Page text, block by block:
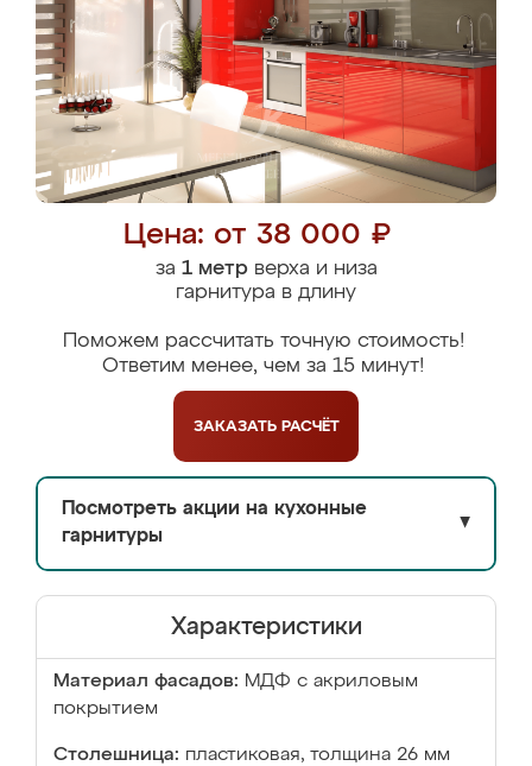
Цена: от 38 000 ₽
за 1 метрверха и низа
гарнитура в длину
Поможем рассчитать точную стоимость!
Ответим менее, чем за 15 минут!
ЗАКАЗАТЬ РАСЧЁТ
Посмотреть акции на кухонные
гарнитуры
▼
Характеристики
Материал фасадов: МДФ с акриловым
покрытием
Столешница: пластиковая, толщина 26 мм